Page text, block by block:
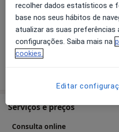
Deficiências Nutricionais
Doenças Cardiovasculares
Diabetes Mellitus
+10
Serviços e preços
Consulta online
recolher dados estatísticos e
base nos seus hábitos de
atualizar as suas preferências
configurações. Saiba mais na
cookies.
Editar